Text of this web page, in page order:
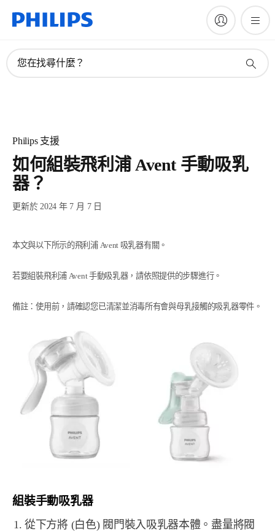
您在找尋什麼？
Philips 支援
如何組裝飛利浦 Avent 手動吸乳
器？
更新於 2024 年 7 月 7 日
本文與以下所示的飛利浦 Avent 吸乳器有關。
若要組裝飛利浦 Avent 手動吸乳器，請依照提供的步驟進行。
備註：使用前，請確認您已清潔並消毒所有會與母乳接觸的吸乳器零件。
組裝手動吸乳器
從下方將 (白色) 閥門裝入吸乳器本體。盡量將閥